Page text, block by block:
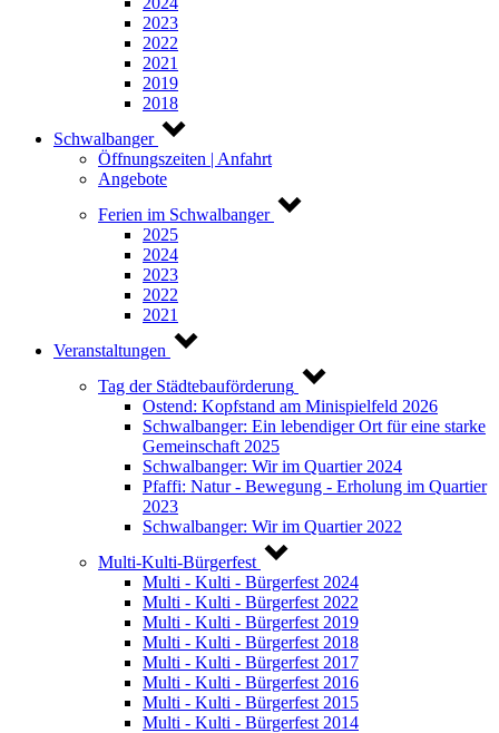
2023
2022
2021
2019
2018
Schwalbanger
Öffnungszeiten | Anfahrt
Angebote
Ferien im Schwalbanger
2025
2024
2023
2022
2021
Veranstaltungen
Tag der Städtebauförderung
Ostend: Kopfstand am Minispielfeld 2026
Schwalbanger: Ein lebendiger Ort für eine starke
Gemeinschaft 2025
Schwalbanger: Wir im Quartier 2024
Pfaffi: Natur - Bewegung - Erholung im Quartier
2023
Schwalbanger: Wir im Quartier 2022
Multi-Kulti-Bürgerfest
Multi - Kulti - Bürgerfest 2024
Multi - Kulti - Bürgerfest 2022
Multi - Kulti - Bürgerfest 2019
Multi - Kulti - Bürgerfest 2018
Multi - Kulti - Bürgerfest 2017
Multi - Kulti - Bürgerfest 2016
Multi - Kulti - Bürgerfest 2015
Multi - Kulti - Bürgerfest 2014